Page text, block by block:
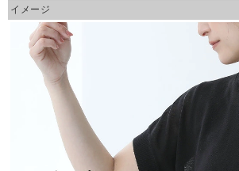
イメージ